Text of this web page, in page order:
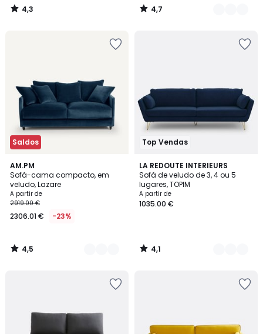
4,3
/
4,7
/
Saldos
AM.PM
Sofá-cama compacto, em
veludo, Lazare
A partir de
2919.00 €
2306.01 € -23%
4,5
/ 5
16
Cores
4,5
/
Top Vendas
LA REDOUTE INTERIEURS
Sofá de veludo de 3, 4 ou 5
lugares, TOPIM
A partir de
1035.00 €
4,1
/ 5
6
Cores
4,1
/